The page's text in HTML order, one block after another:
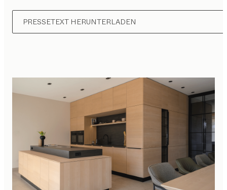
PRESSETEXT HERUNTERLADEN